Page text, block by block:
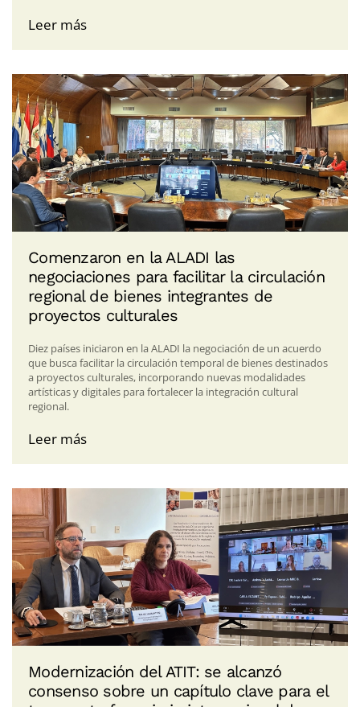
Leer más
Comenzaron en la ALADI las
negociaciones para facilitar la circulación
regional de bienes integrantes de
proyectos culturales
Diez países iniciaron en la ALADI la negociación de un acuerdo
que busca facilitar la circulación temporal de bienes destinados
a proyectos culturales, incorporando nuevas modalidades
artísticas y digitales para fortalecer la integración cultural
regional.
Leer más
Modernización del ATIT: se alcanzó
consenso sobre un capítulo clave para el